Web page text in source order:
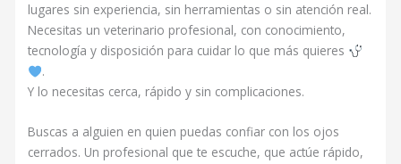
lugares sin experiencia, sin herramientas o sin atención real.
Necesitas un veterinario profesional, con conocimiento,
tecnología y disposición para cuidar lo que más quieres
.
Y lo necesitas cerca, rápido y sin complicaciones.
Buscas a alguien en quien puedas confiar con los ojos
cerrados. Un profesional que te escuche, que actúe rápido,